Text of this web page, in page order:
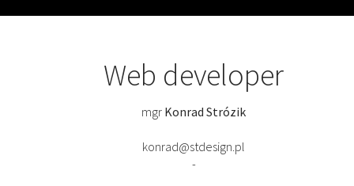
Web developer
mgr Konrad Strózik
konrad@stdesign.pl
-